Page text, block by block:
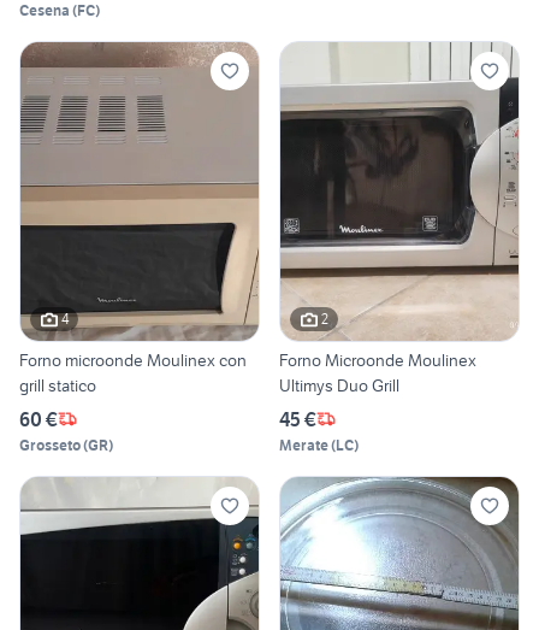
Cesena (FC)
4
Forno microonde Moulinex con
grill statico
60 €
Grosseto(GR)
2
Forno Microonde Moulinex
Ultimys Duo Grill
45 €
Merate(LC)